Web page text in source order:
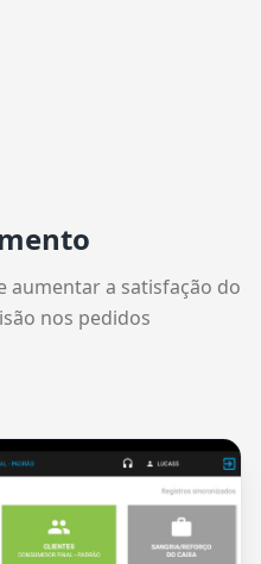
aumentar a satisfação do
nos pedidos